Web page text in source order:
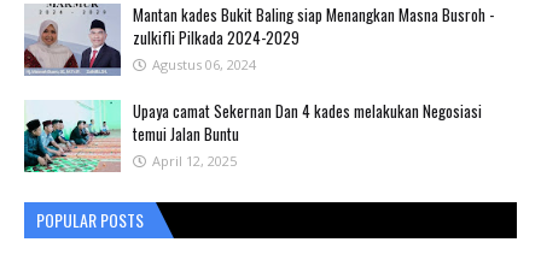
Mantan kades Bukit Baling siap Menangkan Masna Busroh -
zulkifli Pilkada 2024-2029
Agustus 06, 2024
Upaya camat Sekernan Dan 4 kades melakukan Negosiasi
temui Jalan Buntu
April 12, 2025
POPULAR POSTS